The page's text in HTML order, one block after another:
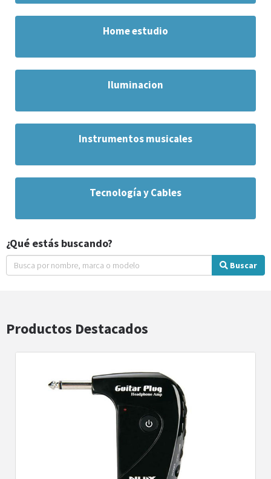
Home estudio
Iluminacion
Instrumentos musicales
Tecnología y Cables
¿Qué estás buscando?
Buscar
Productos Destacados